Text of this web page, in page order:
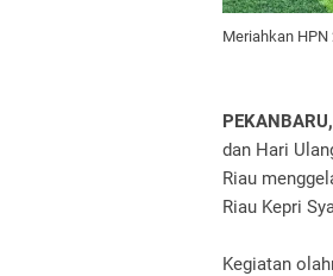
Meriahkan HPN
dan Hari
Riau
Riau Kepri
Kegiatan